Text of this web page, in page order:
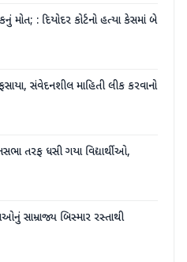
મોત; : દિયોદર કોર્ટનો હત્યા કેસમાં બે
સંવેદનશીલ માહિતી લીક કરવાનો
તરફ ધસી ગયા વિદ્યાર્થીઓ,
સામ્રાજ્ય બિસ્માર રસ્તાથી